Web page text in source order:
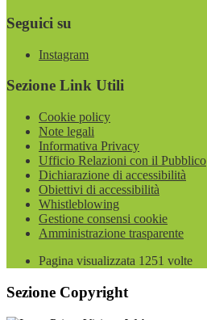
Seguici su
Instagram
Sezione Link Utili
Cookie policy
Note legali
Informativa Privacy
Ufficio Relazioni con il Pubblico
Dichiarazione di accessibilità
Obiettivi di accessibilità
Whistleblowing
Gestione consensi cookie
Amministrazione trasparente
Pagina visualizzata 1251 volte
Sezione Copyright